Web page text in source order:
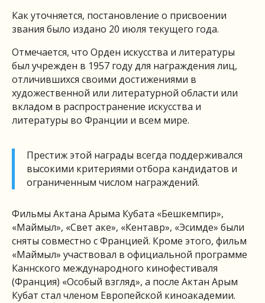
Как уточняется, постановление о присвоении
звания было издано 20 июля текущего года.
Отмечается, что Орден искусства и литературы
был учрежден в 1957 году для награждения лиц,
отличившихся своими достижениями в
художественной или литературной области или
вкладом в распространение искусства и
литературы во Франции и всем мире.
Престиж этой награды всегда поддерживался
высокими критериями отбора кандидатов и
ограниченным числом награждений.
Фильмы Актана Арыма Кубата «Бешкемпир»,
«Маймыл», «Свет аке», «Кентавр», «Эсимде» были
сняты совместно с Францией. Кроме этого, фильм
«Маймыл» участвовал в официальной программе
Каннского международного кинофестиваля
(Франция) «Особый взгляд», а после Актан Арым
Кубат стал членом Европейской киноакадемии.